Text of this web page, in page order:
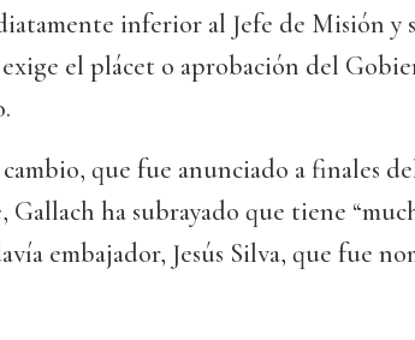
inferior al Jefe de Misión y
el plácet o aprobación del
que fue anunciado a finales
Gallach ha subrayado que tiene
embajador, Jesús Silva, que fue